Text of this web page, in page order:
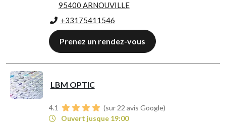
95400 ARNOUVILLE
+33175411546
Prenez un rendez-vous
LBM OPTIC
4.1
(sur 22 avis Google)
Ouvert jusque 19:00